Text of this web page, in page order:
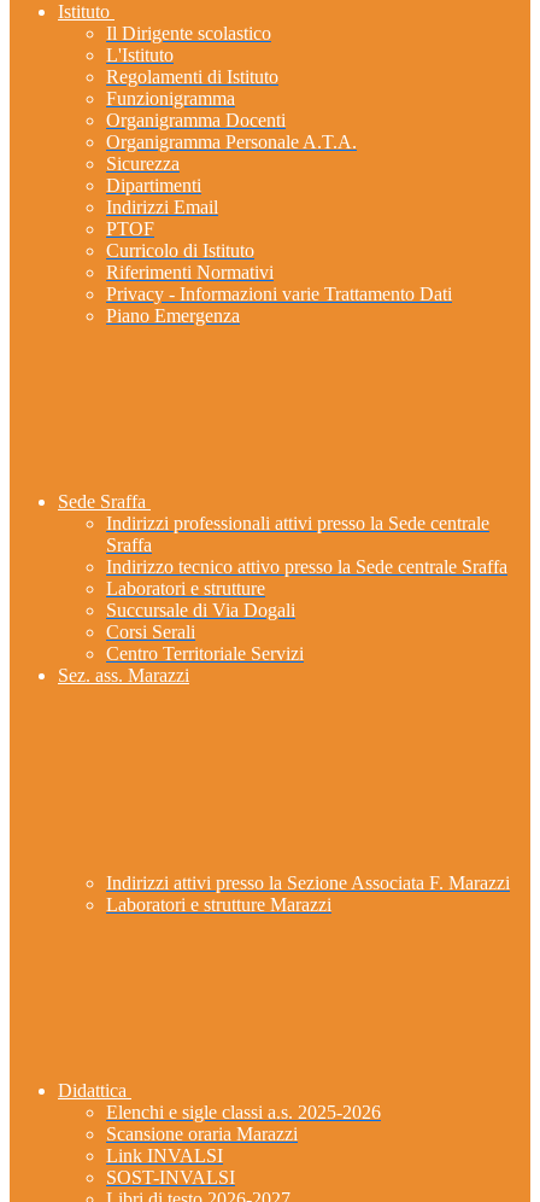
Istituto
Il Dirigente scolastico
L'Istituto
Regolamenti di Istituto
Funzionigramma
Organigramma Docenti
Organigramma Personale A.T.A.
Sicurezza
Dipartimenti
Indirizzi Email
PTOF
Curricolo di Istituto
Riferimenti Normativi
Privacy - Informazioni varie Trattamento Dati
Piano Emergenza
Sede Sraffa
Indirizzi professionali attivi presso la Sede centrale
Sraffa
Indirizzo tecnico attivo presso la Sede centrale Sraffa
Laboratori e strutture
Succursale di Via Dogali
Corsi Serali
Centro Territoriale Servizi
Sez. ass. Marazzi
Indirizzi attivi presso la Sezione Associata F. Marazzi
Laboratori e strutture Marazzi
Didattica
Elenchi e sigle classi a.s. 2025-2026
Scansione oraria Marazzi
Link INVALSI
SOST-INVALSI